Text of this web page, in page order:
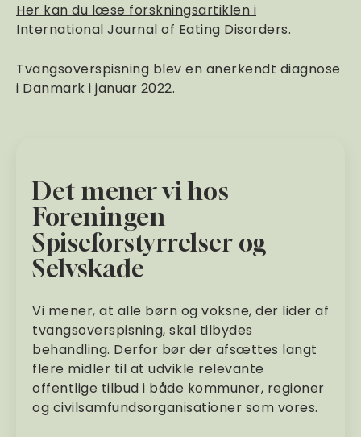
Her kan du læse forskningsartiklen i
International Journal of Eating Disorders.
Tvangsoverspisning blev en anerkendt diagnose
i Danmark i januar 2022.
Det mener vi hos
Foreningen
Spiseforstyrrelser og
Selvskade
Vi mener, at alle børn og voksne, der lider af
tvangsoverspisning, skal tilbydes
behandling. Derfor bør der afsættes langt
flere midler til at udvikle relevante
offentlige tilbud i både kommuner, regioner
og civilsamfundsorganisationer som vores.